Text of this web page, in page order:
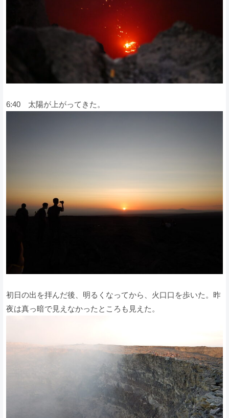
6:40 太陽が上がってきた。
初日の出を拝んだ後、明るくなってから、火口口を歩いた。昨
夜は真っ暗で見えなかったところも見えた。